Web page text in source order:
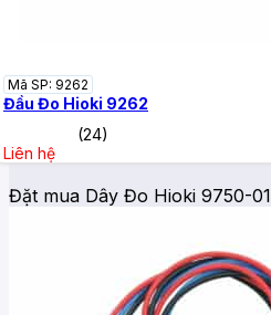
Mã SP: 9262
Đầu Đo Hioki 9262
(24)
Liên hệ
Đặt mua Dây Đo Hioki 9750-01